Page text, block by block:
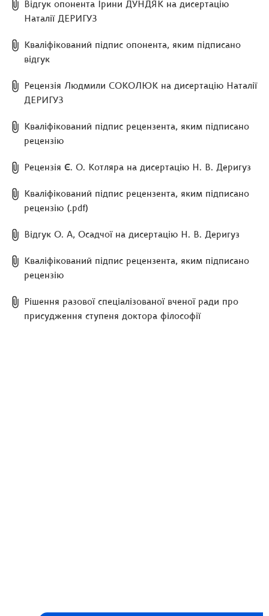
Відгук опонента Ірини ДУНДЯК на дисертацію
Наталії ДЕРИГУЗ
Кваліфікований підпис опонента, яким підписано
відгук
Рецензія Людмили СОКОЛЮК на дисертацію Наталії
ДЕРИГУЗ
Кваліфікований підпис рецензента, яким підписано
рецензію
Рецензія Є. О. Котляра на дисертацію Н. В. Деригуз
Кваліфікований підпис рецензента, яким підписано
рецензію (.pdf)
Відгук О. А, Осадчої на дисертацію Н. В. Деригуз
Кваліфікований підпис рецензента, яким підписано
рецензію
Рішення разової спеціалізованої вченої ради про
присудження ступеня доктора філософії